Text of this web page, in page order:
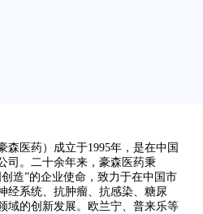
森医药）成立于1995年，是在中国
司。二十余年来，豪森医药秉
造”的企业使命，致力于在中国市
经系统、抗肿瘤、抗感染、糖尿
域的创新发展。欧兰宁、普来乐等